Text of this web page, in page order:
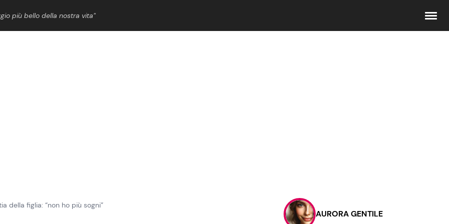
più bello della nostra vita”
Contattaci
Pubblicità
della figlia: “non ho più sogni”
AURORA GENTILE